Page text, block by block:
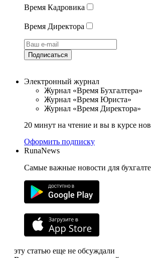
Время Кадровика
Время Директора
Подписаться
Электронный журнал
Журнал «Время Бухгалтера»
Журнал «Время Юриста»
Журнал «Время Директора»
20 минут на чтение и вы в курсе
Оформить подписку
RunaNews
Самые важные новости для
эту статью еще не обсуждали